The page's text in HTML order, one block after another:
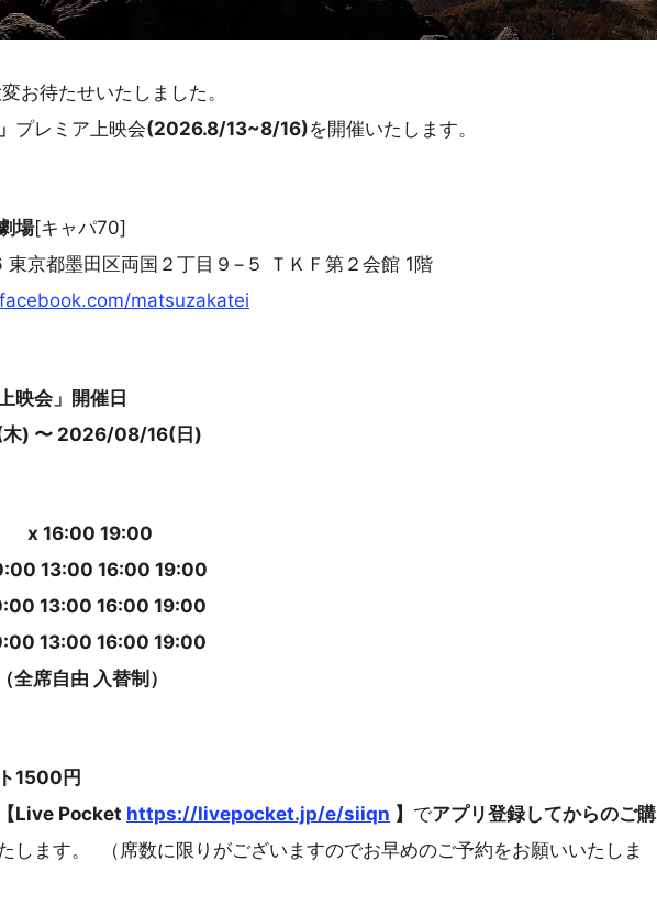
お待たせいたしました。
プレミア上映会(2026.8/13~8/16)を開催いたします。
場[キャパ70]
京都墨田区両国２丁目９−５ ＴＫＦ第２会館 1階
matsuzakatei
映会」開催日
) 〜 2026/08/16(日)
x 16:00 19:00
13:00 16:00 19:00
13:00 16:00 19:00
13:00 16:00 19:00
席自由 入替制）
1500円
【Live Pocket https://livepocket.jp/e/siiqn 】 でアプリ登録してからのご購
します。 （席数に限りがございますのでお早めのご予約をお願いいたしま